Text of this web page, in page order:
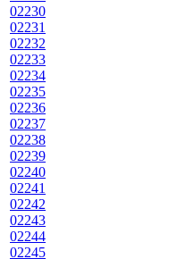
02230
02231
02232
02233
02234
02235
02236
02237
02238
02239
02240
02241
02242
02243
02244
02245